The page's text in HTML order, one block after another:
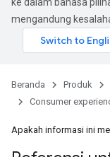
mengandung
Beranda Produk
Consumer
Apakah informasi ini